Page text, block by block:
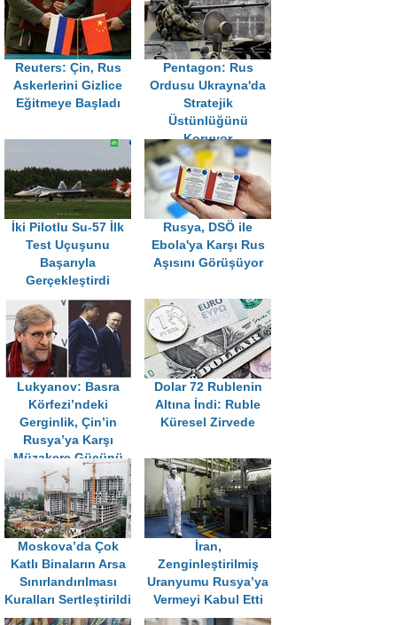
Reuters: Çin, Rus
Askerlerini Gizlice
Eğitmeye Başladı
Pentagon: Rus
Ordusu Ukrayna'da
Stratejik
Üstünlüğünü
Koruyor
İki Pilotlu Su-57 İlk
Test Uçuşunu
Başarıyla
Gerçekleştirdi
Rusya, DSÖ ile
Ebola'ya Karşı Rus
Aşısını Görüşüyor
Lukyanov: Basra
Körfezi’ndeki
Gerginlik, Çin’in
Rusya’ya Karşı
Müzakere Gücünü
Artırıyor
Dolar 72 Rublenin
Altına İndi: Ruble
Küresel Zirvede
Moskova’da Çok
Katlı Binaların Arsa
Sınırlandırılması
Kuralları Sertleştirildi
İran,
Zenginleştirilmiş
Uranyumu Rusya’ya
Vermeyi Kabul Etti